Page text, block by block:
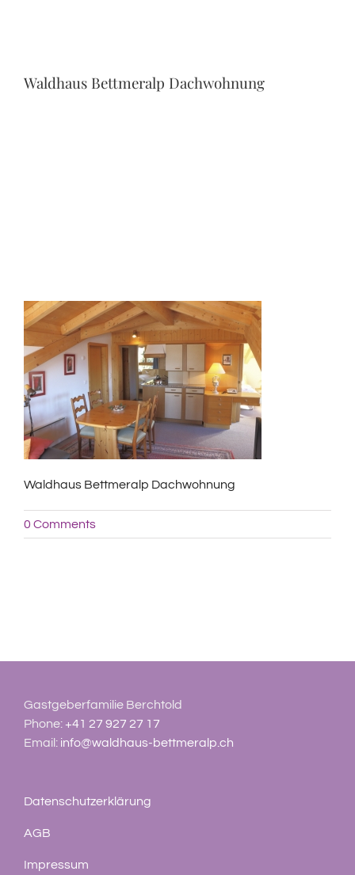
Waldhaus Bettmeralp Dachwohnung
Waldhaus Bettmeralp Dachwohnung
0 Comments
Gastgeberfamilie Berchtold
Phone:+41 27 927 27 17
Email: info@waldhaus-bettmeralp.ch
Datenschutzerklärung
AGB
Impressum